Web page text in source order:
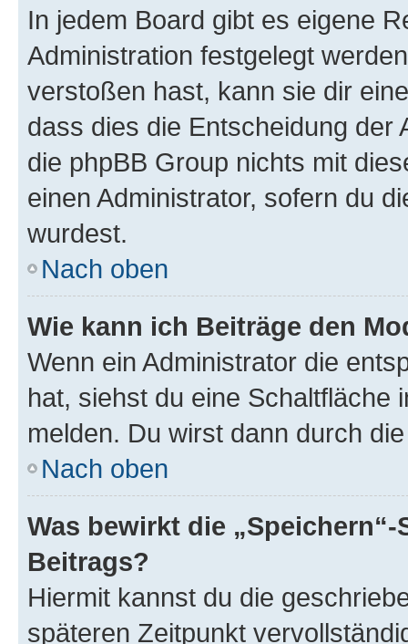
In jedem Board gibt es eigene
Administration festgelegt
verstoßen hast, kann sie dir
dass dies die Entscheidung der
die phpBB Group nichts mit
einen Administrator, sofern du
wurdest.
Nach oben
Wie kann ich Beiträge den
Wenn ein Administrator die
hat, siehst du eine Schaltfläche
melden. Du wirst dann durch
Nach oben
Was bewirkt die
Beitrags?
Hiermit kannst du die
späteren Zeitpunkt